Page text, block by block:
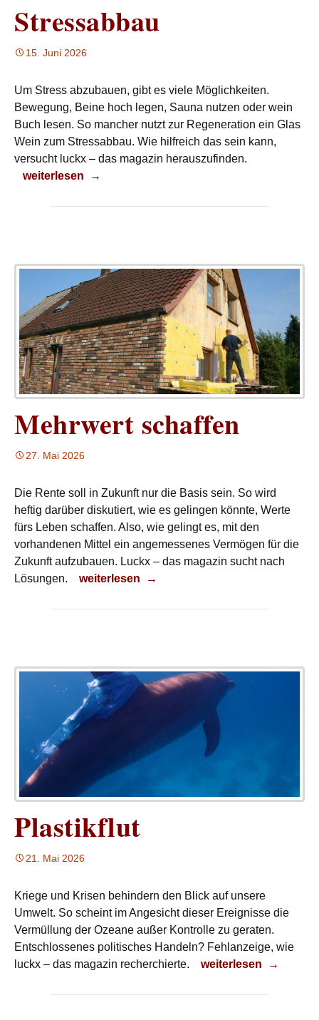
Stressabbau
15. Juni 2026
Um Stress abzubauen, gibt es viele Möglichkeiten.
Bewegung, Beine hoch legen, Sauna nutzen oder wein
Buch lesen. So mancher nutzt zur Regeneration ein Glas
Wein zum Stressabbau. Wie hilfreich das sein kann,
versucht luckx – das magazin herauszufinden.
Stressabbau
weiterlesen →
Mehrwert schaffen
27. Mai 2026
Die Rente soll in Zukunft nur die Basis sein. So wird
heftig darüber diskutiert, wie es gelingen könnte, Werte
fürs Leben schaffen. Also, wie gelingt es, mit den
vorhandenen Mittel ein angemessenes Vermögen für die
Zukunft aufzubauen. Luckx – das magazin sucht nach
Lösungen.
Mehrwert schaffen
weiterlesen →
Plastikflut
21. Mai 2026
Kriege und Krisen behindern den Blick auf unsere
Umwelt. So scheint im Angesicht dieser Ereignisse die
Vermüllung der Ozeane außer Kontrolle zu geraten.
Entschlossenes politisches Handeln? Fehlanzeige, wie
luckx – das magazin recherchierte.
Plastikflut
weiterlesen →